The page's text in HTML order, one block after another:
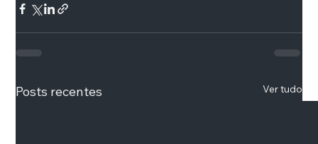
Posts recentes Ver tudo